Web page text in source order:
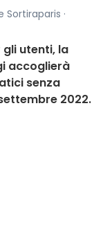
Sortiraparis ·
utenti, la
accoglierà
senza
2022.